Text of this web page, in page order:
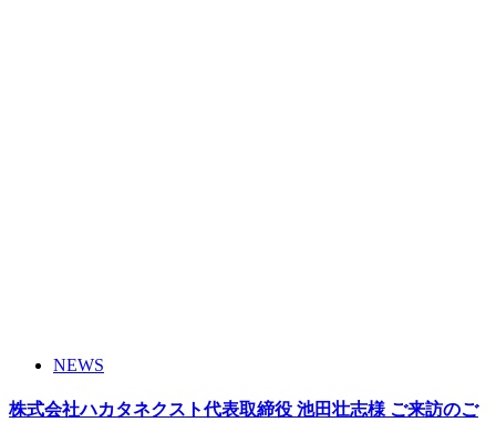
NEWS
株式会社ハカタネクスト代表取締役 池田壮志様 ご来訪のご